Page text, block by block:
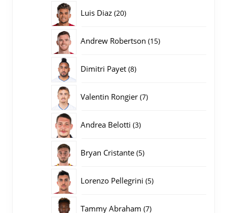
Luis Diaz 2020
Andrew Robertson 1515
Dimitri Payet 88
Valentin Rongier 77
Andrea Belotti 33
Bryan Cristante 55
Lorenzo Pellegrini 55
Tammy Abraham 77